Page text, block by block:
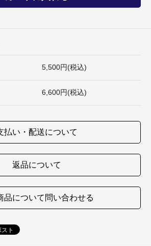
5,500円(税込)
6,600円(税込)
払い・配送について
返品について
品について問い合わせる